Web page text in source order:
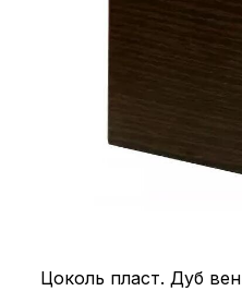
Цоколь пласт. Дуб